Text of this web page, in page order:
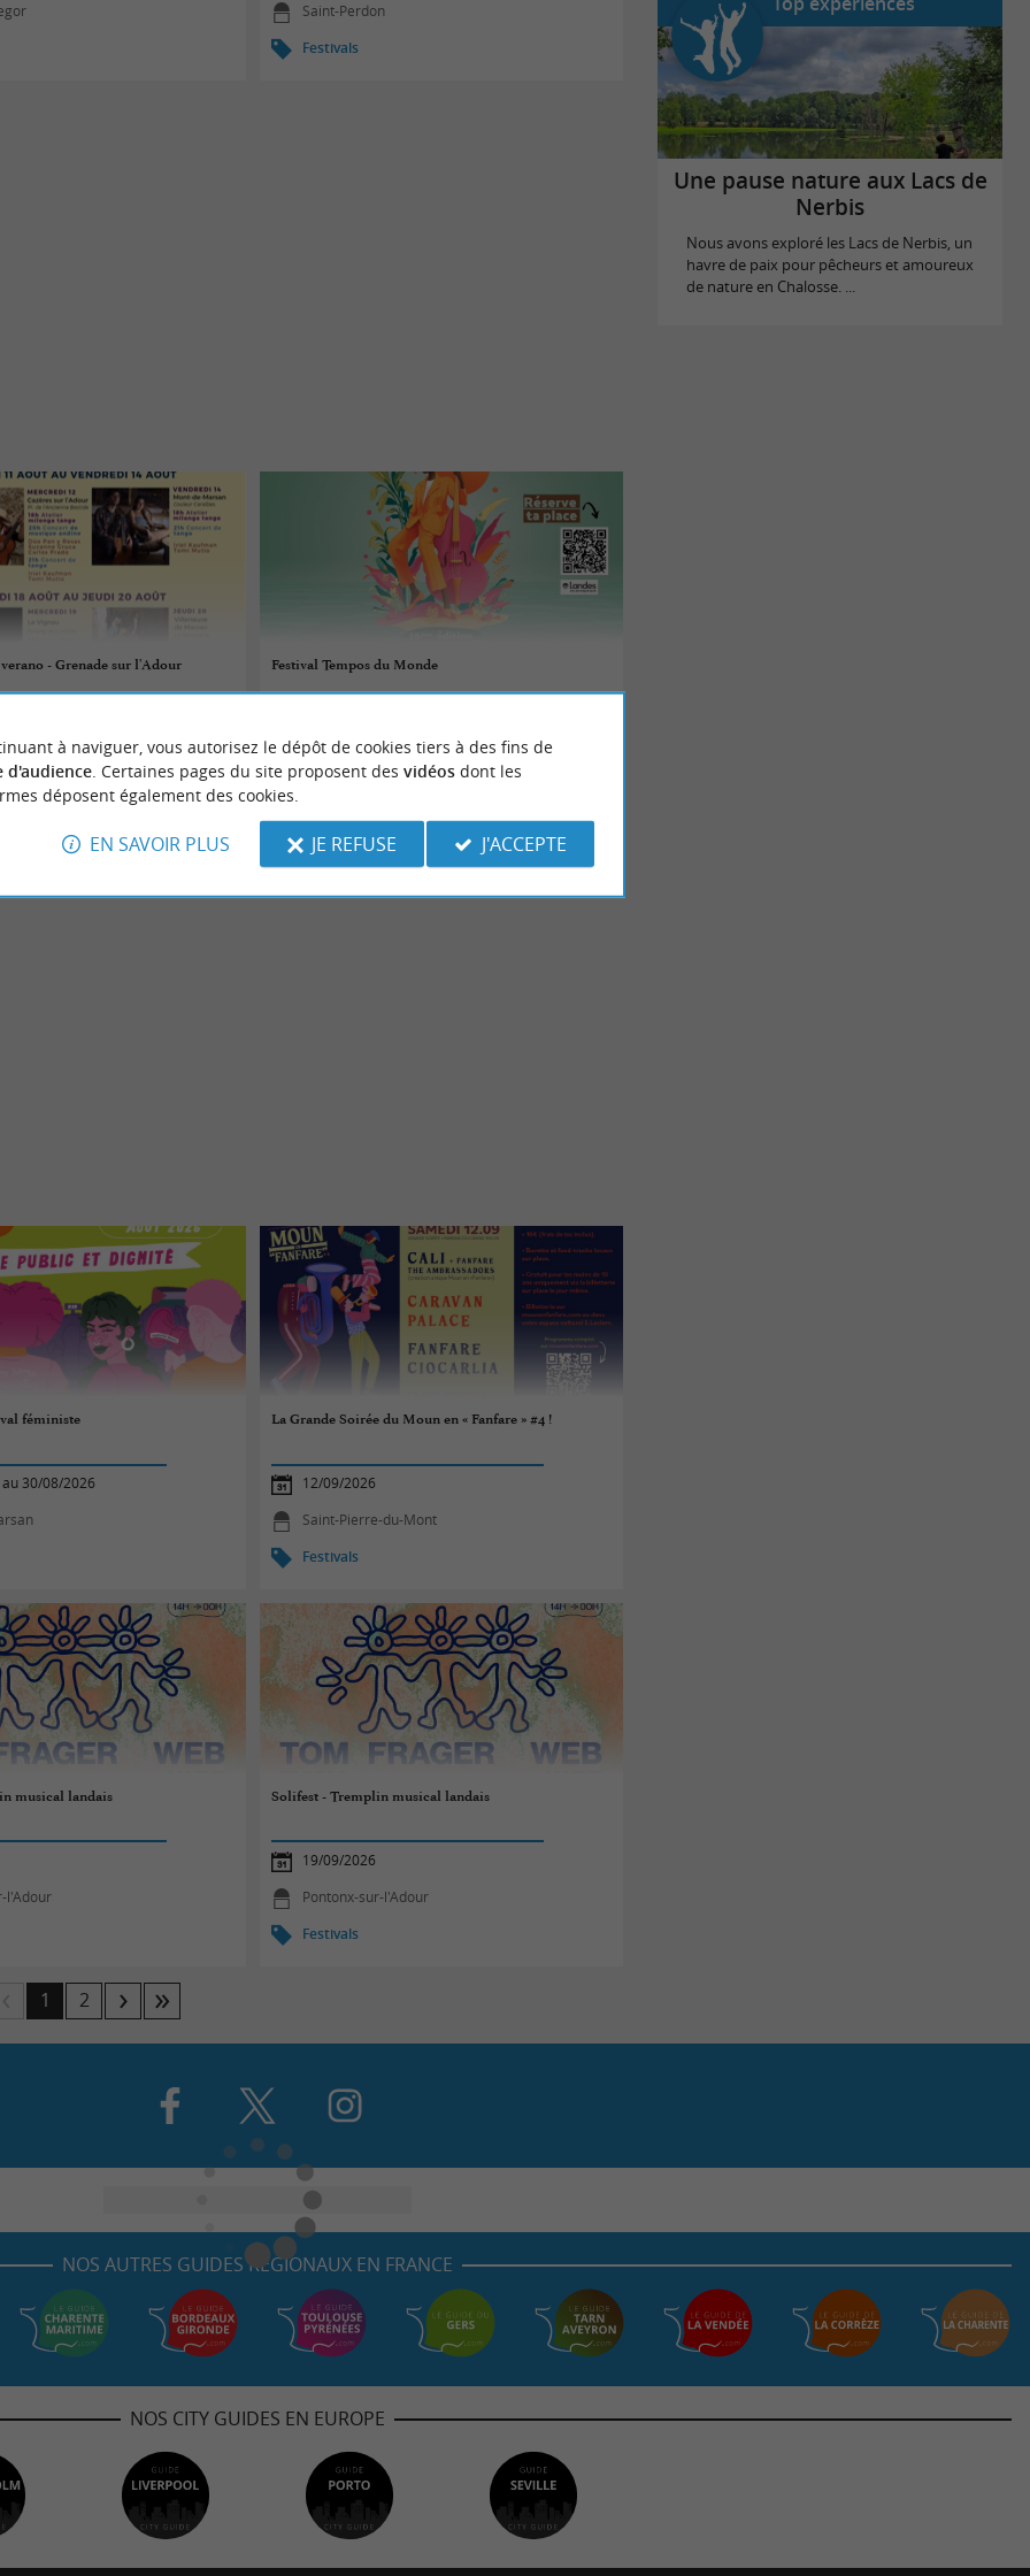
Saint-Perdon
Festivals
- Grenade sur l'Adour
l'Adour
Festival Tempos du Monde
Saint-Paul-lès-Dax
féministe
30/08/2026
La Grande Soirée du Moun en « Fanfare » #4 !
12/09/2026
Saint-Pierre-du-Mont
Festivals
musical landais
l'Adour
Solifest - Tremplin musical landais
19/09/2026
Pontonx-sur-l'Adour
Festivals
1 2
Une pause nature aux Lacs de
Nerbis
Nous avons exploré les Lacs de Nerbis, un
havre de paix pour pêcheurs et amoureux
de nature en Chalosse. ...
NOS AUTRES GUIDES RÉGIONAUX EN FRANCE
NOS CITY GUIDES EN EUROPE
à naviguer, vous autorisez le dépôt de cookies tiers à des fins de
d'audience. Certaines pages du site proposent des vidéosdont les
déposent également des cookies.
EN SAVOIR PLUS JE REFUSE J'ACCEPTE